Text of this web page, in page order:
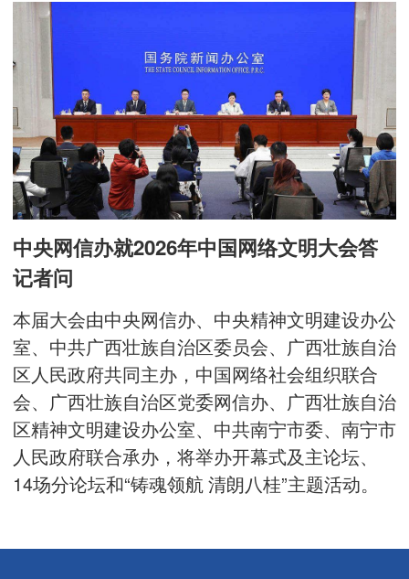
中央网信办就2026年中国网络文明大会答
记者问
本届大会由中央网信办、中央精神文明建设办公
室、中共广西壮族自治区委员会、广西壮族自治
区人民政府共同主办，中国网络社会组织联合
会、广西壮族自治区党委网信办、广西壮族自治
区精神文明建设办公室、中共南宁市委、南宁市
人民政府联合承办，将举办开幕式及主论坛、
14场分论坛和“铸魂领航 清朗八桂”主题活动。